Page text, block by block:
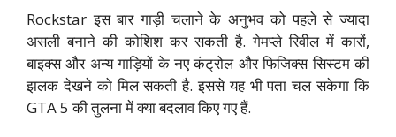
Rockstar इस बार गाड़ी चलाने के अनुभव को पहले से ज्यादा
असली बनाने की कोशिश कर सकती है. गेमप्ले रिवील में कारों,
बाइक्स और अन्य गाड़ियों के नए कंट्रोल और फिजिक्स सिस्टम की
झलक देखने को मिल सकती है. इससे यह भी पता चल सकेगा कि
GTA 5 की तुलना में क्या बदलाव किए गए हैं.